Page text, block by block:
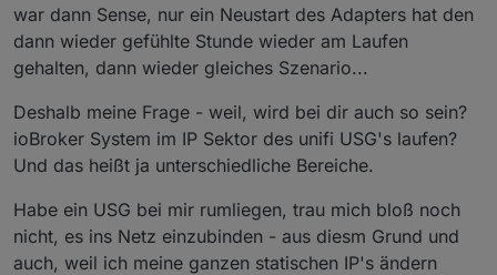
war dann Sense, nur ein Neustart des Adapters hat den
dann wieder gefühlte Stunde wieder am Laufen
gehalten, dann wieder gleiches Szenario...
Deshalb meine Frage - weil, wird bei dir auch so sein?
ioBroker System im IP Sektor des unifi USG's laufen?
Und das heißt ja unterschiedliche Bereiche.
Habe ein USG bei mir rumliegen, trau mich bloß noch
nicht, es ins Netz einzubinden - aus diesm Grund und
auch, weil ich meine ganzen statischen IP's ändern